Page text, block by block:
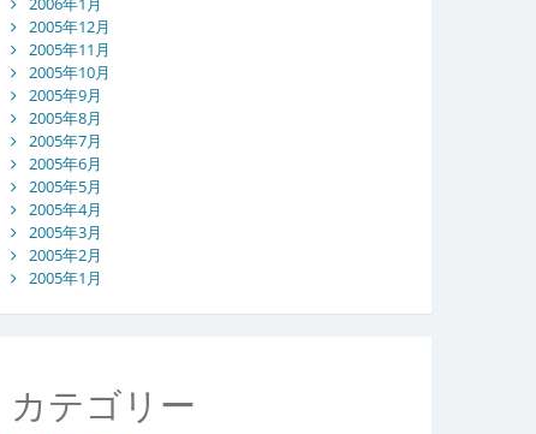
2005年12月
2005年11月
2005年10月
2005年9月
2005年8月
2005年7月
2005年6月
2005年5月
2005年4月
2005年3月
2005年2月
2005年1月
カテゴリー